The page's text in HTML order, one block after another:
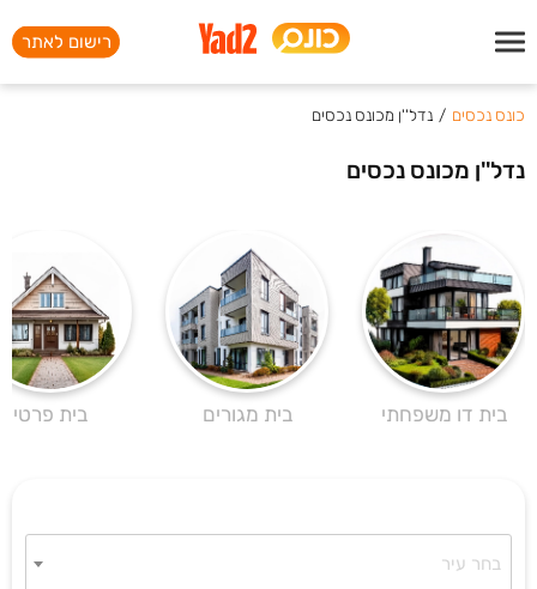
רישום לאתר
כונס נכסים / נדל''ן מכונס נכסים
נדל''ן מכונס נכסים
בית דו משפחתי בית מגורים בית פרטי
בחר עיר